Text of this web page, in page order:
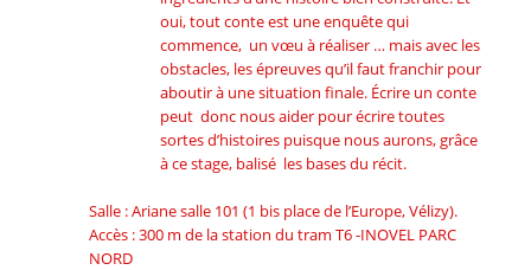
oui, tout conte est une enquête qui
commence, un vœu à réaliser … mais avec les
obstacles, les épreuves qu’il faut franchir pour
aboutir à une situation finale. Écrire un conte
peut donc nous aider pour écrire toutes
sortes d’histoires puisque nous aurons, grâce
à ce stage, balisé les bases du récit.
Salle : Ariane salle 101 (1 bis place de l’Europe, Vélizy).
Accès : 300 m de la station du tram T6 -INOVEL PARC
NORD